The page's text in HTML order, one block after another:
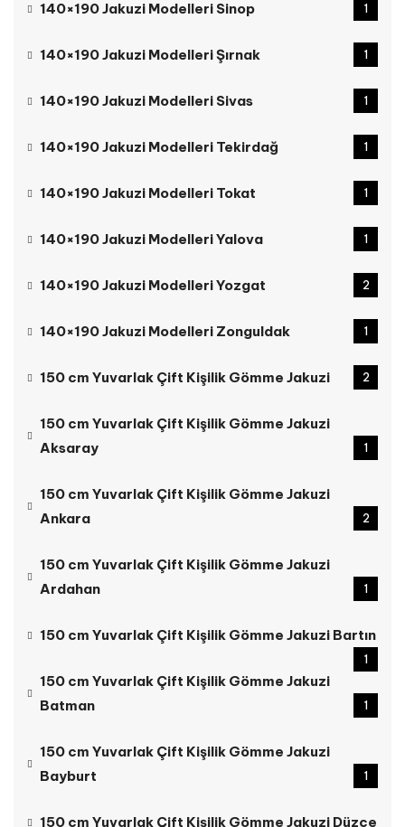
140×190 Jakuzi Modelleri Sinop 1
140×190 Jakuzi Modelleri Şırnak 1
140×190 Jakuzi Modelleri Sivas 1
140×190 Jakuzi Modelleri Tekirdağ 1
140×190 Jakuzi Modelleri Tokat 1
140×190 Jakuzi Modelleri Yalova 1
140×190 Jakuzi Modelleri Yozgat 2
140×190 Jakuzi Modelleri Zonguldak 1
150 cm Yuvarlak Çift Kişilik Gömme Jakuzi 2
150 cm Yuvarlak Çift Kişilik Gömme Jakuzi
Aksaray
1
150 cm Yuvarlak Çift Kişilik Gömme Jakuzi
Ankara
2
150 cm Yuvarlak Çift Kişilik Gömme Jakuzi
Ardahan
1
150 cm Yuvarlak Çift Kişilik Gömme Jakuzi Bartın
1
150 cm Yuvarlak Çift Kişilik Gömme Jakuzi
Batman
1
150 cm Yuvarlak Çift Kişilik Gömme Jakuzi
Bayburt
1
150 cm Yuvarlak Çift Kişilik Gömme Jakuzi Düzce